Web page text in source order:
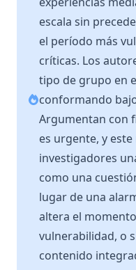
escala sin
el período más
críticas. Los
tipo de grupo en
conformando
Argumentan con
es urgente, y
investigadores
como una
lugar de una
altera el
vulnerabilidad, o
contenido